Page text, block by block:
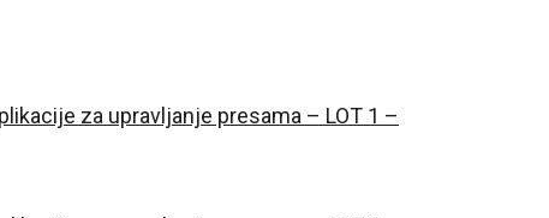
za upravljanje presama – LOT 1 –